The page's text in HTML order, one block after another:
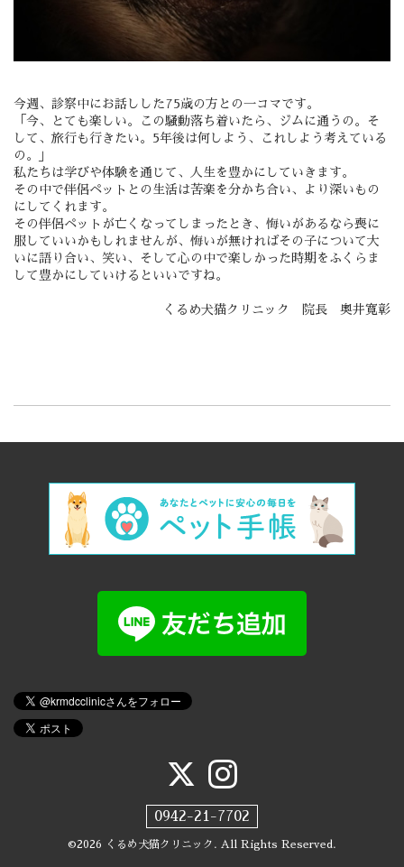
今週、診察中にお話しした75歳の方との一コマです。
「今、とても楽しい。この騒動落ち着いたら、ジムに通うの。そ
して、旅行も行きたい。5年後は何しよう、これしよう考えている
の。」
私たちは学びや体験を通じて、人生を豊かにしていきます。
その中で伴侶ペットとの生活は苦楽を分かち合い、より深いもの
にしてくれます。
その伴侶ペットが亡くなってしまったとき、悔いがあるなら喪に
服していいかもしれませんが、悔いが無ければその子について大
いに語り合い、笑い、そして心の中で楽しかった時期をふくらま
して豊かにしていけるといいですね。
くるめ犬猫クリニック 院長 奥井寛彰
0942-21-7702
©2026 くるめ犬猫クリニック . All Rights Reserved.